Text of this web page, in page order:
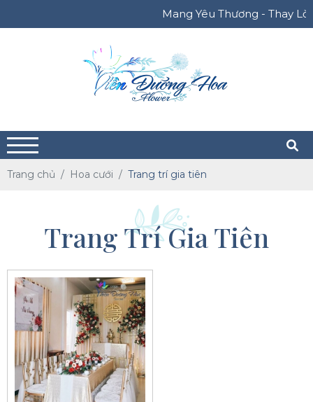
Mang Yêu Thương - Thay Lời Bạn
Trang chủ Hoa cưới Trang trí gia tiên
Trang Trí Gia Tiên